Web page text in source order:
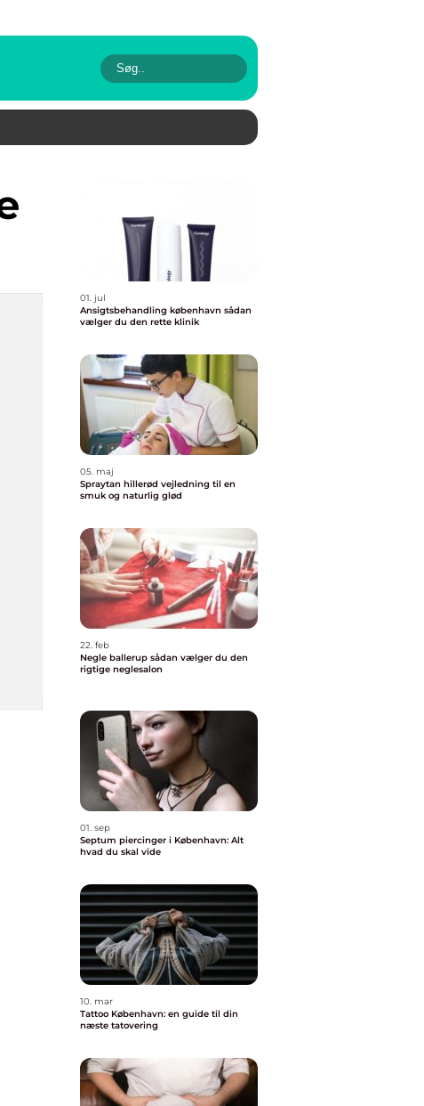
01. jul
Ansigtsbehandling københavn sådan
vælger du den rette klinik
05. maj
Spraytan hillerød vejledning til en
smuk og naturlig glød
22. feb
Negle ballerup sådan vælger du den
rigtige neglesalon
01. sep
Septum piercinger i København: Alt
hvad du skal vide
10. mar
Tattoo København: en guide til din
næste tatovering